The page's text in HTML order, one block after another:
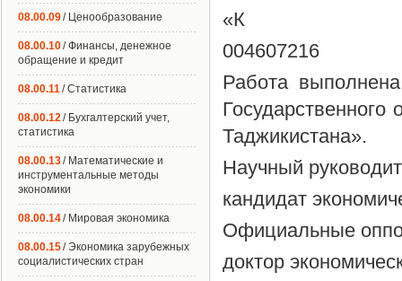
«К
004607216
Работа
Государственного
Таджикистана».
Научный
кандидат
Официальные
доктор
08.00.09/ Ценообразование
08.00.10/ Финансы, денежное
обращение и кредит
08.00.11/ Статистика
08.00.12/ Бухгалтерский учет,
статистика
08.00.13/ Математические и
инструментальные методы
экономики
08.00.14/ Мировая экономика
08.00.15/ Экономика зарубежных
социалистических стран